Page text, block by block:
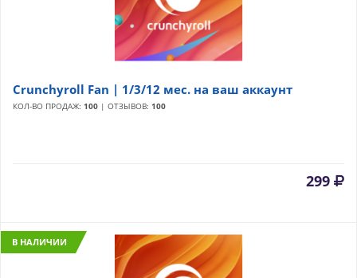
Crunchyroll Fan | 1/3/12 мес. на ваш аккаунт
КОЛ-ВО ПРОДАЖ: 100 | ОТЗЫВОВ: 100
299
В НАЛИЧИИ